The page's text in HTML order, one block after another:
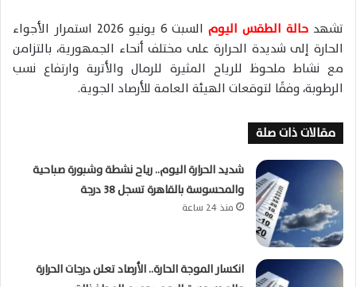
تشهد حالة الطقس اليوم
السبت 6 يونيو 2026 استمرار الأجواء
الحارة إلى شديدة الحرارة على مختلف أنحاء الجمهورية، بالتزامن
مع نشاط ملحوظ للرياح المثيرة للرمال والأتربة وارتفاع نسب
الرطوبة، وفقًا لتوقعات الهيئة العامة للأرصاد الجوية.
مقالات ذات صلة
شديد الحرارة اليوم.. رياح نشطة وشبورة صباحية
والمحسوسة بالقاهرة تسجل 38 درجة
منذ 24 ساعة
انكسار الموجة الحارة.. الأرصاد تعلن درجات الحرارة